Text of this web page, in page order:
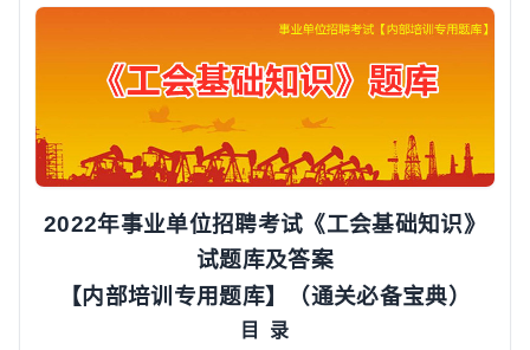
2022年事业单位招聘考试《工会基础知识》
试题库及答案
【内部培训专用题库】（通关必备宝典）
目
录